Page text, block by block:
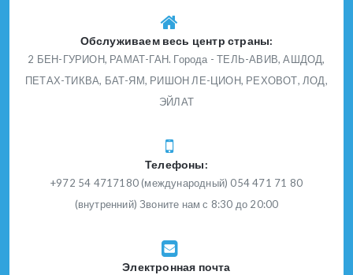
Обслуживаем весь центр страны:
2 БЕН-ГУРИОН, РАМАТ-ГАН. Города - ТЕЛЬ-АВИВ, АШДОД,
ПЕТАХ-ТИКВА, БАТ-ЯМ, РИШОН ЛЕ-ЦИОН, РЕХОВОТ, ЛОД,
ЭЙЛАТ
Телефоны:
+972 54 4717180 (международный) 054 471 71 80
(внутренний) Звоните нам с 8:30 до 20:00
Электронная почта